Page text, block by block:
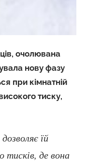
очолювана
нову фазу
при кімнатній
тиску,
їй
де вона